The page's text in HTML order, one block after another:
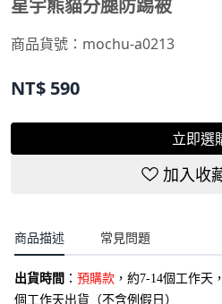
星宇熊貓分腿防踢被
商品貨號： mochu-a0213
NT$ 590
立即選
加入收
商品描述 常見問題
出貨時間 ： 預購款 ，約7-14個工作天
個工作天出貨（不含例假日）